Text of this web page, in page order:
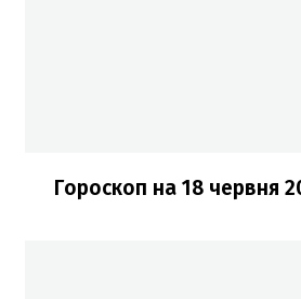
Гороскоп на 18 червня